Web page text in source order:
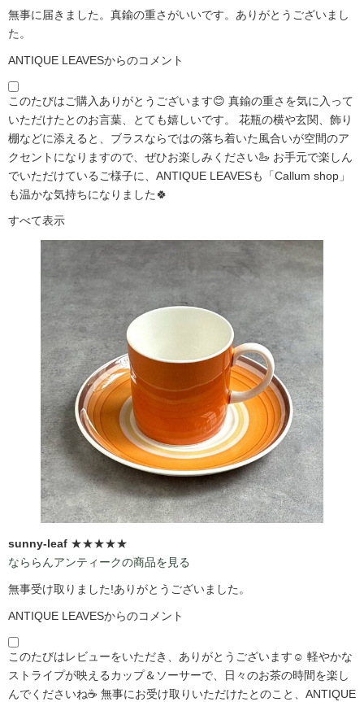
無事に届きました。真鍮の重さがいいです。ありがとうございまし
た。
ANTIQUE LEAVESからのコメント
このたびはご購入ありがとうございます😊 真鍮の重さを気に入って
いただけたとのお言葉、とても嬉しいです。 花瓶の横や玄関、飾り
棚などに添えると、ブラスならではの落ち着いた風合いが空間のア
クセントになりますので、ぜひお楽しみください🦢 お手元で楽しん
でいただけているご様子に、ANTIQUE LEAVESも「Callum shop」
も温かな気持ちになりました🍀
すべて表示
sunny-leaf ★★★★★
なららんアンティークの商品を見る
無事受け取りました!ありがとうございました。
ANTIQUE LEAVESからのコメント
このたびはレビューをいただき、ありがとうございます☺️ 軽やかな
ストライプが映えるカップ＆ソーサーで、日々のお茶の時間を楽し
んでくださいね☕ 無事にお受け取りいただけたとのこと、ANTIQUE